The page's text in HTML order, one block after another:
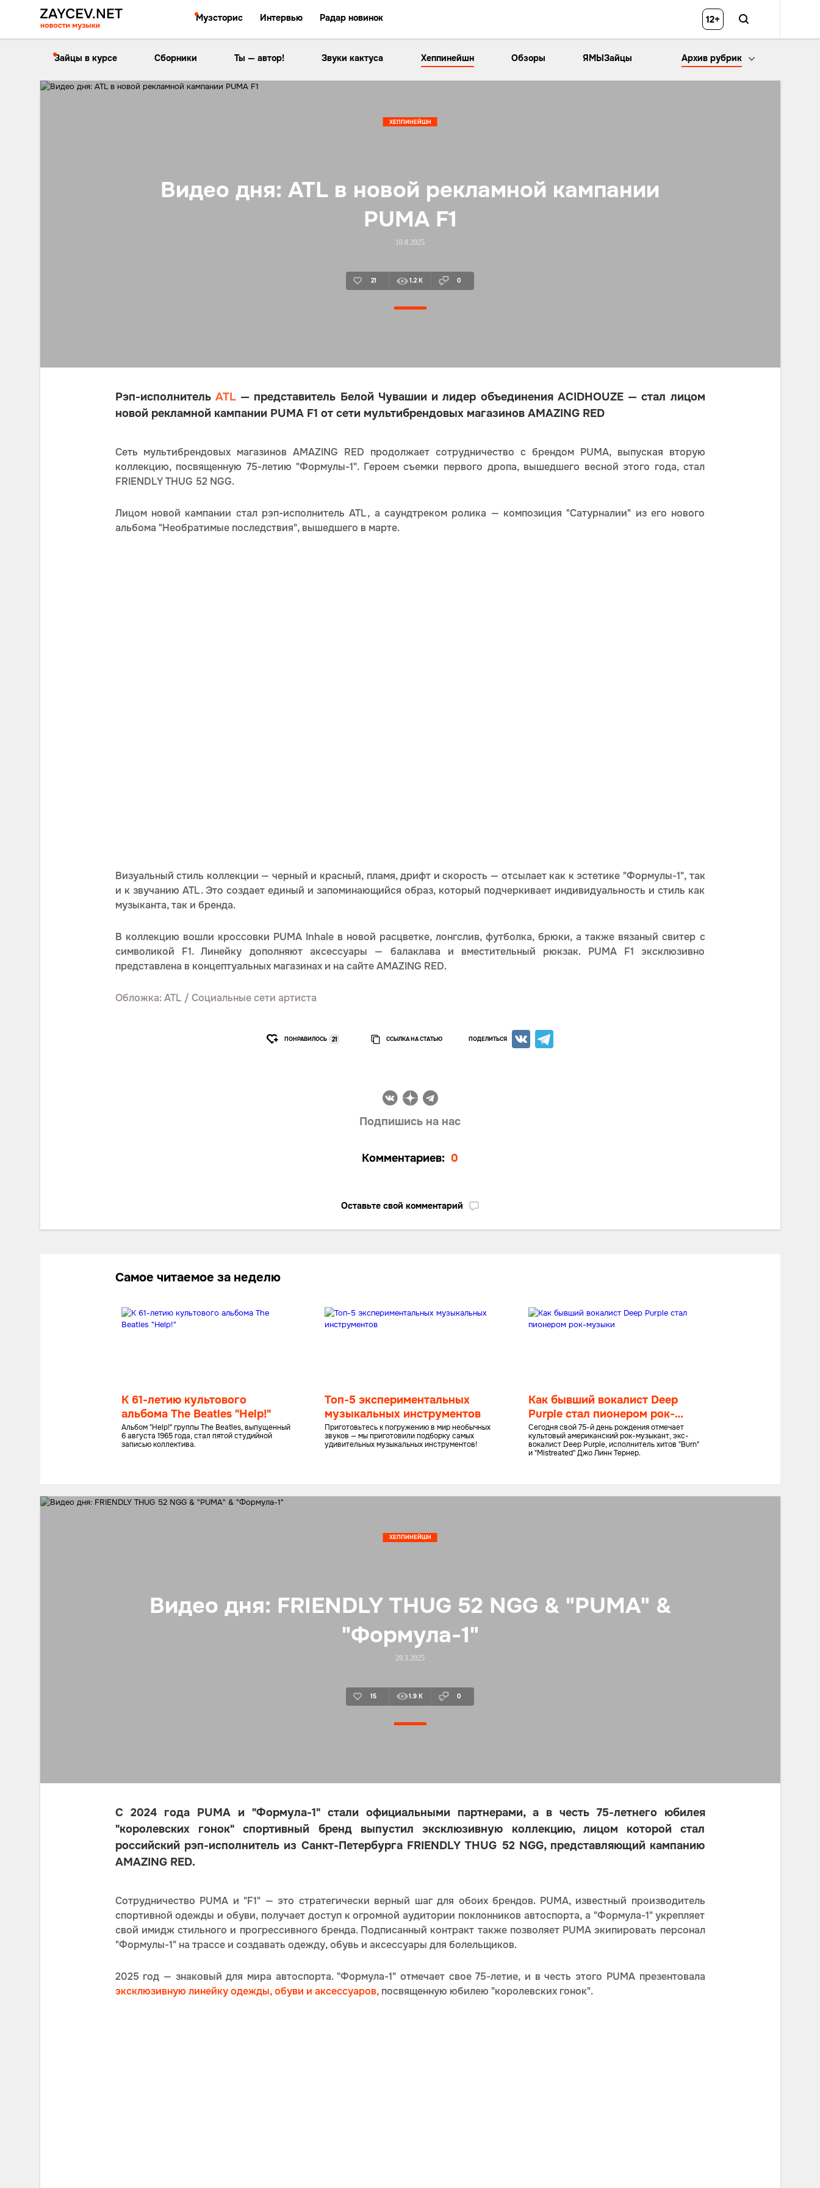
Музсторис Интервью Радар новинок 12+
Зайцы в курсе Сборники Ты — автор! Звуки кактуса Хеппинейшн Обзоры ЯМЫЗайцы Архив рубрик
Видео дня: ATL в новой рекламной кампании
PUMA F1
10.8.2025
21 1.2 K 0
ХЕППИНЕЙШН
Рэп-исполнитель ATL— представитель Белой Чувашии и лидер объединения ACIDHOUZE — стал лицом
новой рекламной кампании PUMA F1 от сети мультибрендовых магазинов AMAZING RED
Сеть мультибрендовых магазинов AMAZING RED продолжает сотрудничество с брендом PUMA, выпуская вторую
коллекцию, посвященную 75-летию "Формулы-1". Героем съемки первого дропа, вышедшего весной этого года, стал
FRIENDLY THUG 52 NGG.
Лицом новой кампании стал рэп-исполнитель ATL, а саундтреком ролика — композиция "Сатурналии" из его нового
альбома "Необратимые последствия", вышедшего в марте.
Визуальный стиль коллекции — черный и красный, пламя, дрифт и скорость — отсылает как к эстетике "Формулы-1", так
и к звучанию ATL. Это создает единый и запоминающийся образ, который подчеркивает индивидуальность и стиль как
музыканта, так и бренда.
В коллекцию вошли кроссовки PUMA Inhale в новой расцветке, лонгслив, футболка, брюки, а также вязаный свитер с
символикой F1. Линейку дополняют аксессуары — балаклава и вместительный рюкзак. PUMA F1 эксклюзивно
представлена в концептуальных магазинах и на сайте AMAZING RED.
Обложка: ATL / Социальные сети артиста
ПОНРАВИЛОСЬ 21 ССЫЛКА НА СТАТЬЮ ПОДЕЛИТЬСЯ
Подпишись на нас
Комментариев: 0
Оставьте свой комментарий
Самое читаемое за неделю
К 61-летию культового
альбома The Beatles "Help!"
Альбом "Help!" группы The Beatles, выпущенный
6 августа 1965 года, стал пятой студийной
записью коллектива.
Топ-5 экспериментальных
музыкальных инструментов
Приготовьтесь к погружению в мир необычных
звуков — мы приготовили подборку самых
удивительных музыкальных инструментов!
Как бывший вокалист Deep
Purple стал пионером рок-
музыки
Сегодня свой 75-й день рождения отмечает
культовый американский рок-музыкант, экс-
вокалист Deep Purple, исполнитель хитов "Burn"
и "Mistreated" Джо Линн Тернер.
Видео дня: FRIENDLY THUG 52 NGG & "PUMA" &
"Формула-1"
29.3.2025
15 1.9 K 0
ХЕППИНЕЙШН
С 2024 года PUMA и "Формула-1" стали официальными партнерами, а в честь 75-летнего юбилея
"королевских гонок" спортивный бренд выпустил эксклюзивную коллекцию, лицом которой стал
российский рэп-исполнитель из Санкт-Петербурга FRIENDLY THUG 52 NGG, представляющий кампанию
AMAZING RED.
Сотрудничество PUMA и "F1" — это стратегически верный шаг для обоих брендов. PUMA, известный производитель
спортивной одежды и обуви, получает доступ к огромной аудитории поклонников автоспорта, а "Формула-1" укрепляет
свой имидж стильного и прогрессивного бренда. Подписанный контракт также позволяет PUMA экипировать персонал
"Формулы-1" на трассе и создавать одежду, обувь и аксессуары для болельщиков.
2025 год — знаковый для мира автоспорта. "Формула-1" отмечает свое 75-летие, и в честь этого PUMA презентовала
эксклюзивную линейку одежды, обуви и аксессуаров,посвященную юбилею "королевских гонок".